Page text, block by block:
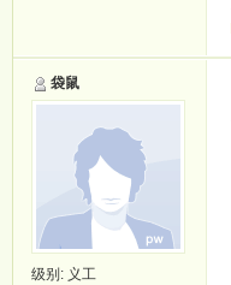
袋鼠
级别: 义工